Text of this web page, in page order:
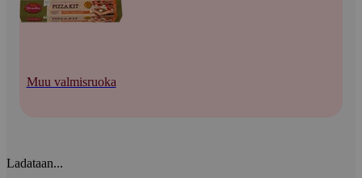
Muu valmisruoka
Ladataan...